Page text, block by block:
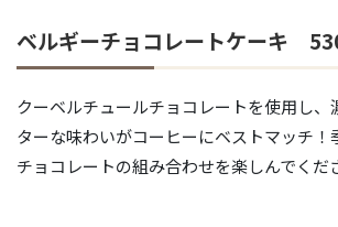
ベルギーチョコレートケーキ
クーベルチュールチョコレートを使用し、
ターな味わいがコーヒーにベストマッチ！
チョコレートの組み合わせを楽しんでくだ